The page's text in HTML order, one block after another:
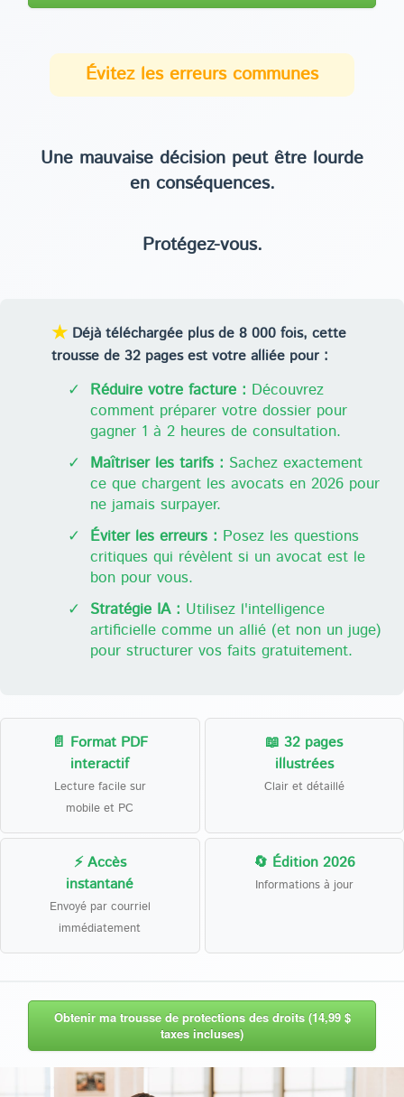
Évitez les erreurs communes
Une mauvaise décision peut être lourde
en conséquences.
Protégez-vous.
★ Déjà téléchargée plus de 8 000 fois, cette
trousse de 32 pages est votre alliée pour :
✓ Réduire votre facture : Découvrez
comment préparer votre dossier pour
gagner 1 à 2 heures de consultation.
✓ Maîtriser les tarifs : Sachez exactement
ce que chargent les avocats en 2026 pour
ne jamais surpayer.
✓ Éviter les erreurs : Posez les questions
critiques qui révèlent si un avocat est le
bon pour vous.
✓ Stratégie IA : Utilisez l'intelligence
artificielle comme un allié (et non un juge)
pour structurer vos faits gratuitement.
📄 Format PDF
interactif
Lecture facile sur
mobile et PC
📖 32 pages
illustrées
Clair et détaillé
⚡ Accès
instantané
Envoyé par courriel
immédiatement
🔄 Édition 2026
Informations à jour
Obtenir ma trousse de protections des droits (14,99 $
taxes incluses)